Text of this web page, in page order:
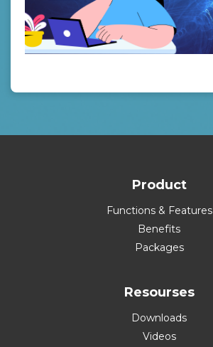
Product
Functions & Features
Benefits
Packages
Resourses
Downloads
Videos